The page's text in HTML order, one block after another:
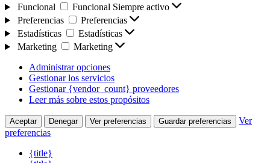
Funcional
Funcional Siempre activo
Preferencias
Preferencias
Estadísticas
Estadísticas
Marketing
Marketing
Administrar opciones
Gestionar los servicios
Gestionar {vendor_count} proveedores
Leer más sobre estos propósitos
Aceptar Denegar Ver preferencias Guardar preferencias
Ver
preferencias
{title}